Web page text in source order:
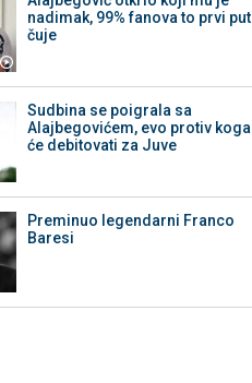
nadimak, 99% fanova to prvi put
čuje
Sudbina se poigrala sa
Alajbegovićem, evo protiv koga
će debitovati za Juve
Preminuo legendarni Franco
Baresi